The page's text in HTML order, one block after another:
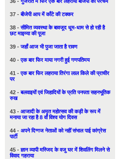
37 -बीजेपी आप में काँटे की टक्कर
38 -सीमित व्यवस्था के बावजूद धूम-धाम से हो रही है
छट माइय्या की पूजा
39 -जहाँ आज भी पुजा जाता है रावण
40 -एक बार फिर माया नगरी हुई गणपतिमय
41 -एक बार फिर लहराया तिरंगा लाल किले की प्राचीर
पर
42 -बलवाइयों एवं जिहादियों के प्रति पनपता सहनभूतिक
रुख
43 - आजादी के अमृत महोत्सव की कड़ी के रूप में
मनाया जा रहा है 8 वाँ विश्व योग दिवस
44 - अपने दिग्गज नेताओं को नहीं संभाल पाई कांग्रेस
पार्टी
45 -ज्ञान व्यापी मस्जिद के वजु घर में शिवलिंग मिलने से
विवाद गहराया